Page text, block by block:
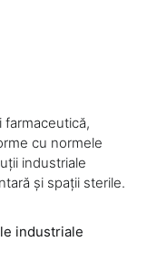
farmaceutică,
cu normele
industriale
și spații sterile.
industriale